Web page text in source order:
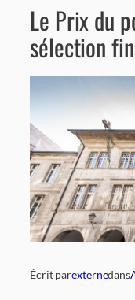
Le Prix du
sélection
Écrit parexternedans